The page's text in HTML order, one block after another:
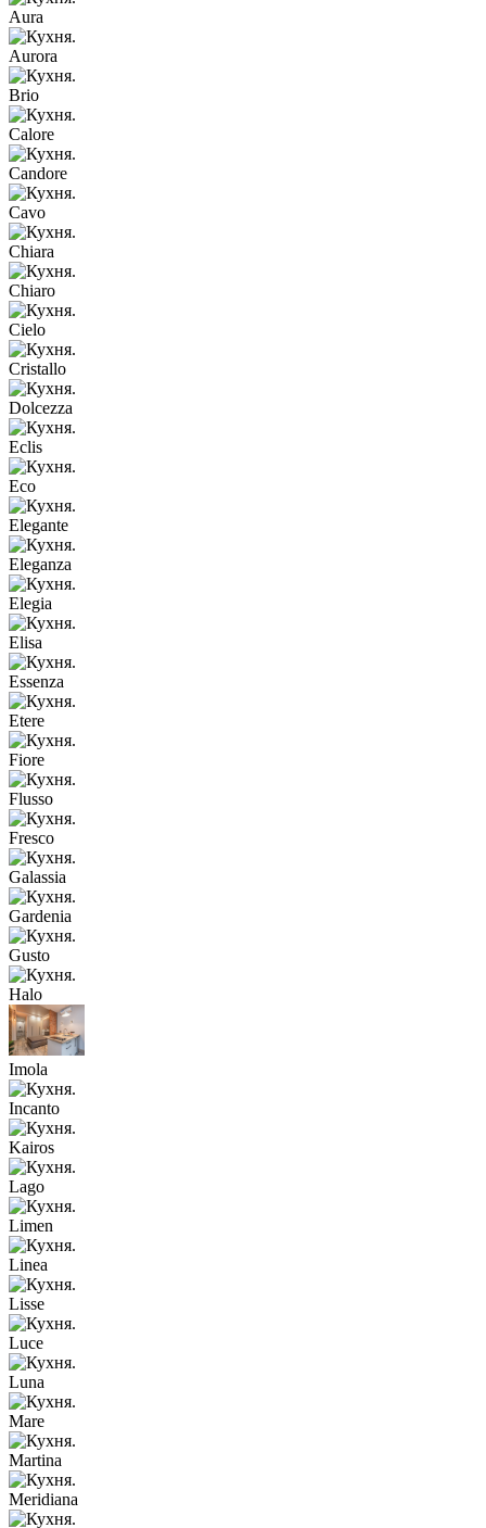
Aura
Aurora
Brio
Calore
Candore
Cavo
Chiara
Chiaro
Cielo
Cristallo
Dolcezza
Eclis
Eco
Elegante
Eleganza
Elegia
Elisa
Essenza
Etere
Fiore
Flusso
Fresco
Galassia
Gardenia
Gusto
Halo
Imola
Incanto
Kairos
Lago
Limen
Linea
Lisse
Luce
Luna
Mare
Martina
Meridiana